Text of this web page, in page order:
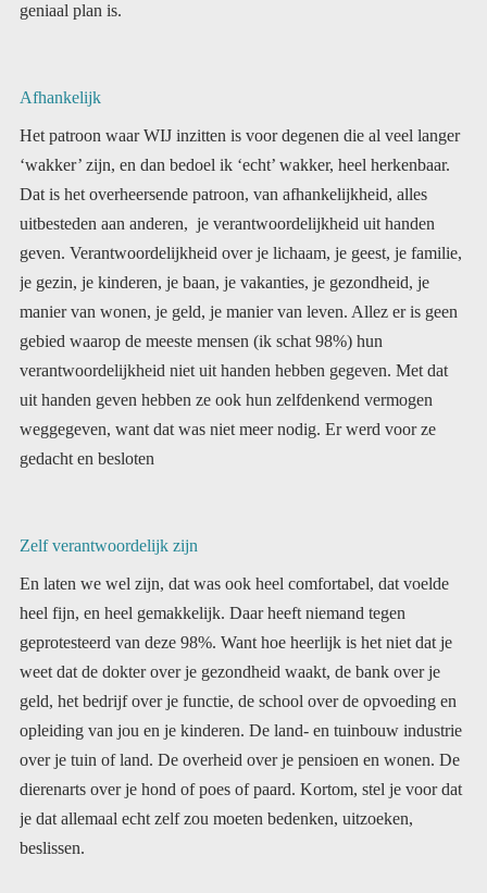
geniaal plan is.
Afhankelijk
Het patroon waar WIJ inzitten is voor degenen die al veel langer
‘wakker’ zijn, en dan bedoel ik ‘echt’ wakker, heel herkenbaar.
Dat is het overheersende patroon, van afhankelijkheid, alles
uitbesteden aan anderen, je verantwoordelijkheid uit handen
geven. Verantwoordelijkheid over je lichaam, je geest, je familie,
je gezin, je kinderen, je baan, je vakanties, je gezondheid, je
manier van wonen, je geld, je manier van leven. Allez er is geen
gebied waarop de meeste mensen (ik schat 98%) hun
verantwoordelijkheid niet uit handen hebben gegeven. Met dat
uit handen geven hebben ze ook hun zelfdenkend vermogen
weggegeven, want dat was niet meer nodig. Er werd voor ze
gedacht en besloten
Zelf verantwoordelijk zijn
En laten we wel zijn, dat was ook heel comfortabel, dat voelde
heel fijn, en heel gemakkelijk. Daar heeft niemand tegen
geprotesteerd van deze 98%. Want hoe heerlijk is het niet dat je
weet dat de dokter over je gezondheid waakt, de bank over je
geld, het bedrijf over je functie, de school over de opvoeding en
opleiding van jou en je kinderen. De land- en tuinbouw industrie
over je tuin of land. De overheid over je pensioen en wonen. De
dierenarts over je hond of poes of paard. Kortom, stel je voor dat
je dat allemaal echt zelf zou moeten bedenken, uitzoeken,
beslissen.